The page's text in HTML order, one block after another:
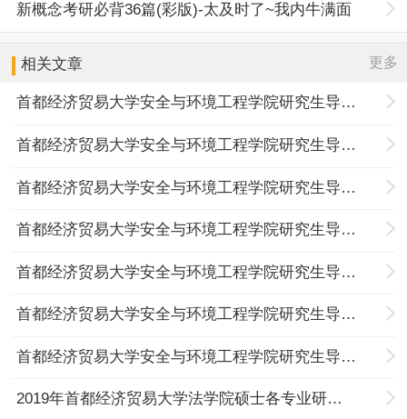
新概念考研必背36篇(彩版)-太及时了~我内牛满面
相关文章 更多
首都经济贸易大学安全与环境工程学院研究生导师介绍：杨玲
首都经济贸易大学安全与环境工程学院研究生导师介绍：陈文瑛
首都经济贸易大学安全与环境工程学院研究生导师介绍：陈大伟
首都经济贸易大学安全与环境工程学院研究生导师介绍：岳忠
首都经济贸易大学安全与环境工程学院研究生导师介绍：王庆
首都经济贸易大学安全与环境工程学院研究生导师介绍：郭晓宏
首都经济贸易大学安全与环境工程学院研究生导师介绍：吕淑然
2019年首都经济贸易大学法学院硕士各专业研究方向及指导教师汇总